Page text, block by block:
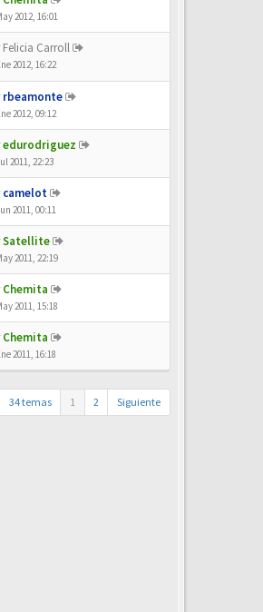
2012, 16:01
Felicia Carroll
2012, 16:22
rbeamonte
2012, 09:12
edurodriguez
2011, 22:23
camelot
2011, 00:11
Satellite
2011, 22:19
Chemita
2011, 15:18
Chemita
2011, 16:18
34 temas 1 2 Siguiente